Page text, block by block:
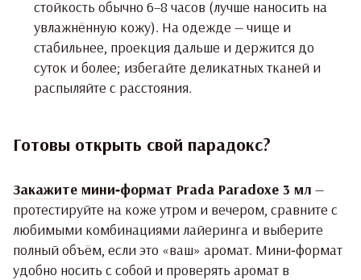
стойкость обычно 6–8 часов (лучше наносить на
увлажнённую кожу). На одежде — чище и
стабильнее, проекция дальше и держится до
суток и более; избегайте деликатных тканей и
распыляйте с расстояния.
Готовы открыть свой парадокс?
Закажите мини‑формат Prada Paradoxe 3 мл —
протестируйте на коже утром и вечером, сравните с
любимыми комбинациями лайеринга и выберите
полный объём, если это «ваш» аромат. Мини‑формат
удобно носить с собой и проверять аромат в